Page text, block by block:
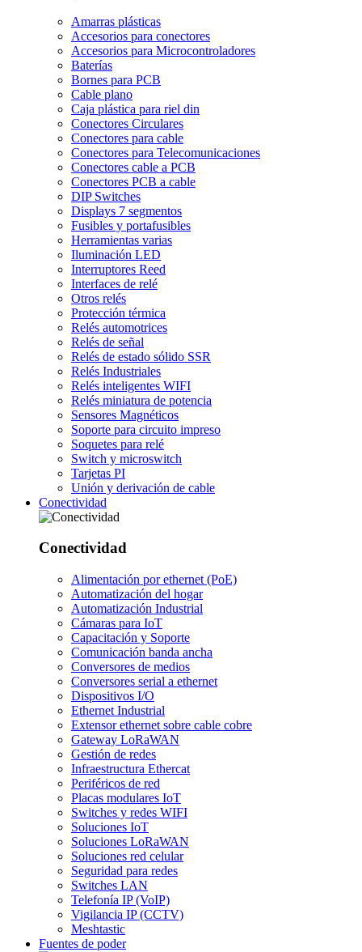
Amarras plásticas
Accesorios para conectores
Accesorios para Microcontroladores
Baterías
Bornes para PCB
Cable plano
Caja plástica para riel din
Conectores Circulares
Conectores para cable
Conectores para Telecomunicaciones
Conectores cable a PCB
Conectores PCB a cable
DIP Switches
Displays 7 segmentos
Fusibles y portafusibles
Herramientas varias
Iluminación LED
Interruptores Reed
Interfaces de relé
Otros relés
Protección térmica
Relés automotrices
Relés de señal
Relés de estado sólido SSR
Relés Industriales
Relés inteligentes WIFI
Relés miniatura de potencia
Sensores Magnéticos
Soporte para circuito impreso
Soquetes para relé
Switch y microswitch
Tarjetas PI
Unión y derivación de cable
Conectividad
Conectividad
Alimentación por ethernet (PoE)
Automatización del hogar
Automatización Industrial
Cámaras para IoT
Capacitación y Soporte
Comunicación banda ancha
Conversores de medios
Conversores serial a ethernet
Dispositivos I/O
Ethernet Industrial
Extensor ethernet sobre cable cobre
Gateway LoRaWAN
Gestión de redes
Infraestructura Ethercat
Periféricos de red
Placas modulares IoT
Switches y redes WIFI
Soluciones IoT
Soluciones LoRaWAN
Soluciones red celular
Seguridad para redes
Switches LAN
Telefonía IP (VoIP)
Vigilancia IP (CCTV)
Meshtastic
Fuentes de poder